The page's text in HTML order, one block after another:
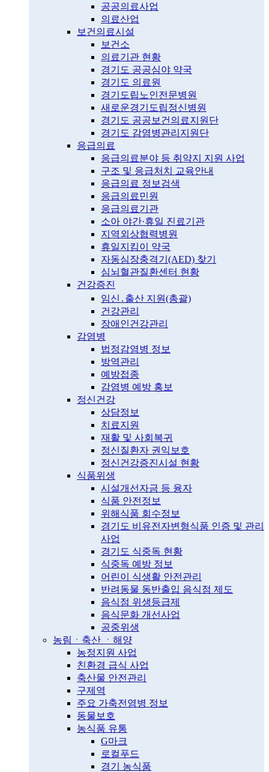
공공의료사업
의료산업
보건의료시설
보건소
의료기관 현황
경기도 공공심야 약국
경기도 의료원
경기도립노인전문병원
새로운경기도립정신병원
경기도 공공보건의료지원단
경기도 감염병관리지원단
응급의료
응급의료분야 등 취약지 지원 사업
구조 및 응급처치 교육안내
응급의료 정보검색
응급의료민원
응급의료기관
소아 야간·휴일 진료기관
지역외상협력병원
휴일지킴이 약국
자동심장충격기(AED) 찾기
심뇌혈관질환센터 현황
건강증진
임신․출산 지원(총괄)
건강관리
장애인건강관리
감염병
법정감염병 정보
방역관리
예방접종
감염병 예방 홍보
정신건강
상담정보
치료지원
재활 및 사회복귀
정신질환자 권익보호
정신건강증진시설 현황
식품위생
시설개선자금 등 융자
식품 안전정보
위해식품 회수정보
경기도 비유전자변형식품 인증 및 관리
사업
경기도 식중독 현황
식중독 예방 정보
어린이 식생활 안전관리
반려동물 동반출입 음식점 제도
음식점 위생등급제
음식문화 개선사업
공중위생
농림ㆍ축산 ㆍ해양
농정지원 사업
친환경 급식 사업
축산물 안전관리
구제역
주요 가축전염병 정보
동물보호
농식품 유통
G마크
로컬푸드
경기 농식품